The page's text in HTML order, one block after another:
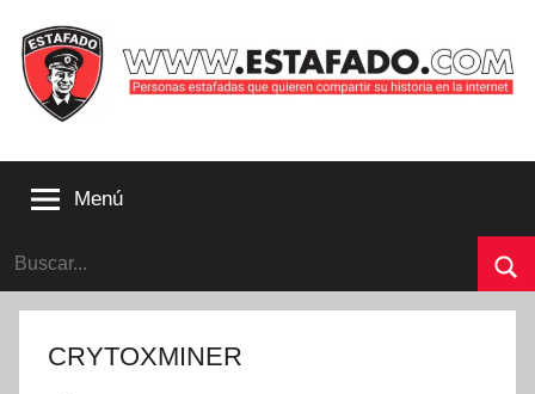
contenido
que
compartir
su
Menú
Buscar:
CRYTOXMINER